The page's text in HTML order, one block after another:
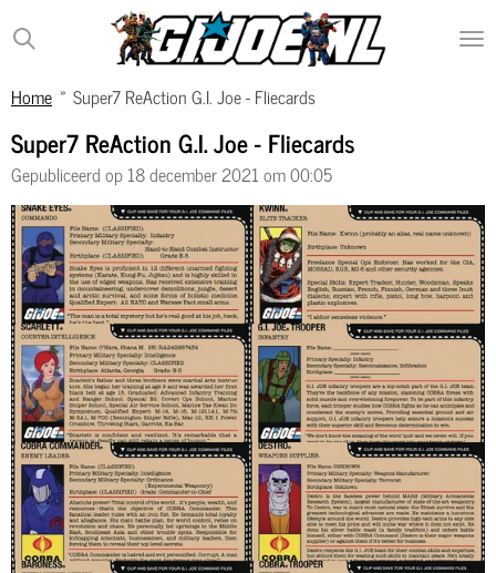
Ga
direct
de
hoofdinhoud
Home » Super7 ReAction G.I. Joe - Fliecards
Super7 ReAction G.I. Joe - Fliecards
Gepubliceerd op 18 december 2021 om 00:05